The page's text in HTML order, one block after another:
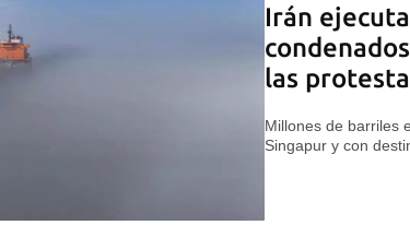
Irán
las
Millones de barriles
Singapur y con